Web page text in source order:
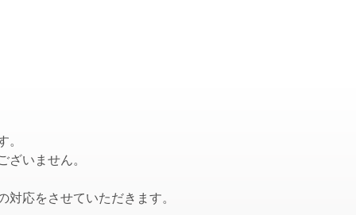
。
いません。
応をさせていただきます。